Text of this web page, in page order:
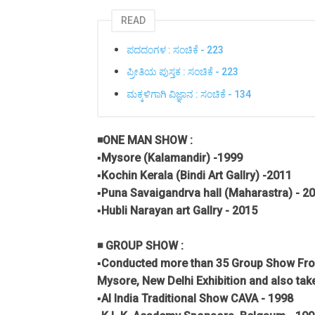
READ
ಪದದಂಗಳ : ಸಂಚಿಕೆ - 223
ಪ್ರೀತಿಯ ಪುಸ್ತಕ : ಸಂಚಿಕೆ - 223
ಮಕ್ಕಳಿಗಾಗಿ ವಿಜ್ಞಾನ : ಸಂಚಿಕೆ - 134
◾ONE MAN SHOW :
▪️Mysore (Kalamandir) -1999
▪️Kochin Kerala (Bindi Art Gallry) -2011
▪️Puna Savaigandrva hall (Maharastra) -
▪️Hubli Narayan art Gallry - 2015
◾ GROUP SHOW :
▪️Conducted more than 35 Group Show
Mysore, New Delhi Exhibition and also
▪️Al India Traditional Show CAVA - 1998